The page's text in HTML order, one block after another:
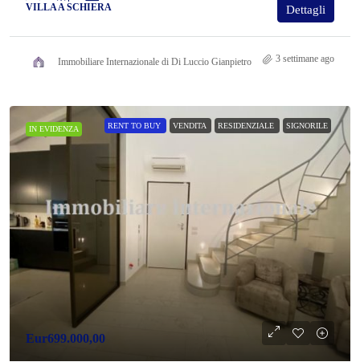
VILLA A SCHIERA Dettagli
Immobiliare Internazionale di Di Luccio Gianpietro 3 settimane ago
IN EVIDENZA RENT TO BUY VENDITA RESIDENZIALE SIGNORILE
Eur699.000,00